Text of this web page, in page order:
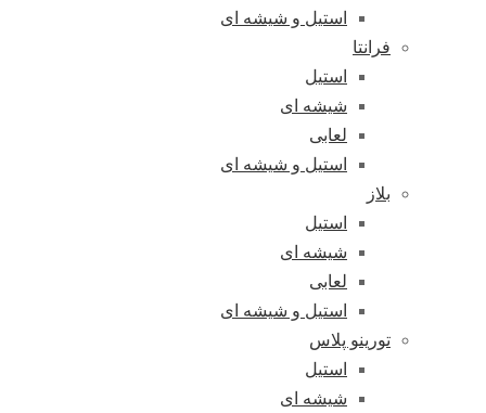
استیل و شیشه ای
فرانتا
استیل
شیشه ای
لعابی
استیل و شیشه ای
بلاز
استیل
شیشه ای
لعابی
استیل و شیشه ای
تورینو پلاس
استیل
شیشه ای